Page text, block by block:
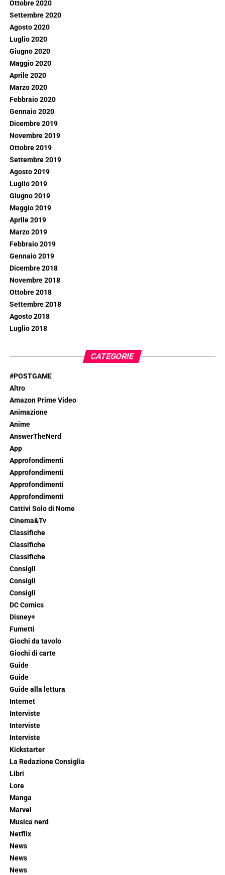
Ottobre 2020
Settembre 2020
Agosto 2020
Luglio 2020
Giugno 2020
Maggio 2020
Aprile 2020
Marzo 2020
Febbraio 2020
Gennaio 2020
Dicembre 2019
Novembre 2019
Ottobre 2019
Settembre 2019
Agosto 2019
Luglio 2019
Giugno 2019
Maggio 2019
Aprile 2019
Marzo 2019
Febbraio 2019
Gennaio 2019
Dicembre 2018
Novembre 2018
Ottobre 2018
Settembre 2018
Agosto 2018
Luglio 2018
CATEGORIE
#POSTGAME
Altro
Amazon Prime Video
Animazione
Anime
AnswerTheNerd
App
Approfondimenti
Approfondimenti
Approfondimenti
Approfondimenti
Cattivi Solo di Nome
Cinema&Tv
Classifiche
Classifiche
Classifiche
Consigli
Consigli
Consigli
DC Comics
Disney+
Fumetti
Giochi da tavolo
Giochi di carte
Guide
Guide
Guide alla lettura
Internet
Interviste
Interviste
Interviste
Kickstarter
La Redazione Consiglia
Libri
Lore
Manga
Marvel
Musica nerd
Netflix
News
News
News